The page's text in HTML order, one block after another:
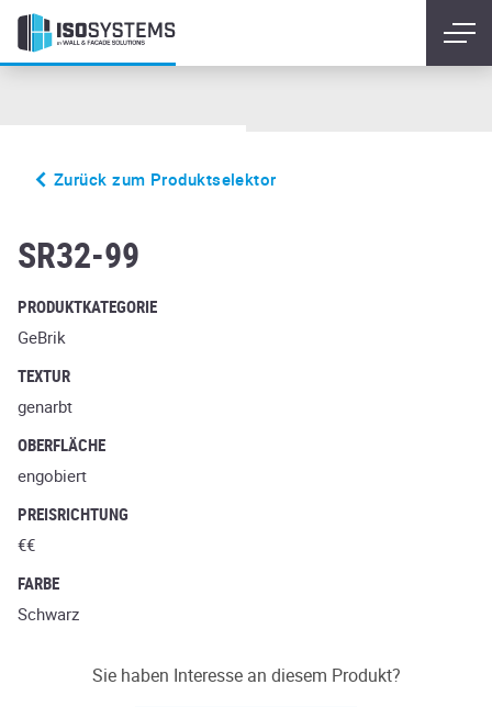
Zurück zum Produktselektor
SR32-99
PRODUKTKATEGORIE
GeBrik
TEXTUR
genarbt
OBERFLÄCHE
engobiert
PREISRICHTUNG
€€
FARBE
Schwarz
Sie haben Interesse an diesem Produkt?